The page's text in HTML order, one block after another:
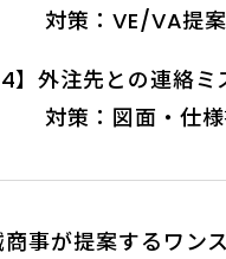
VA提案の受け
4】外注先との連絡
・仕様書のバ
商事が提案するワン